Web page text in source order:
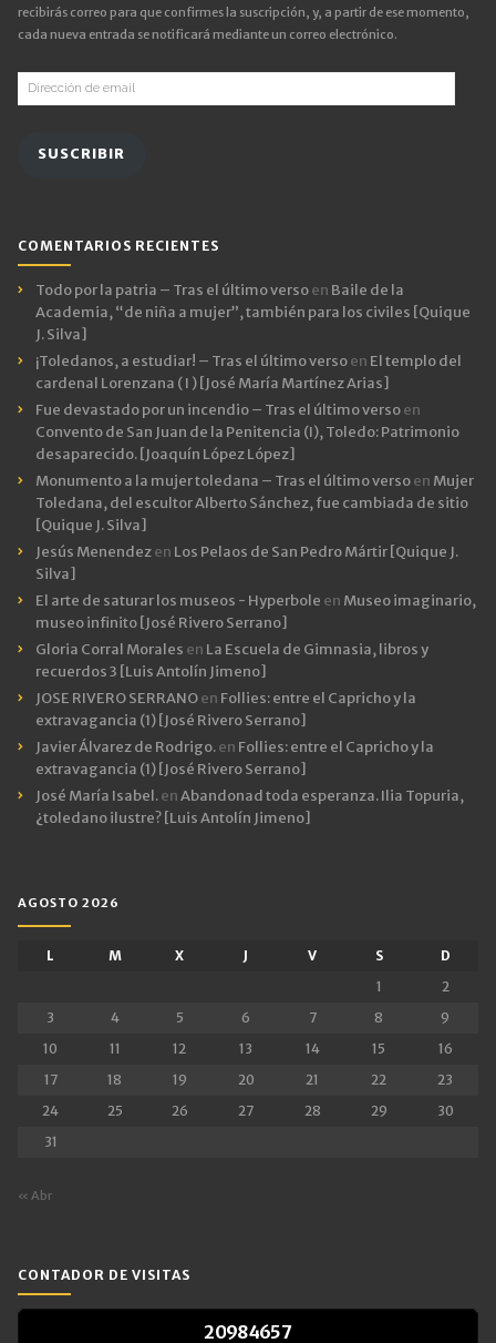
recibirás correo para que confirmes la suscripción, y, a partir de ese momento,
cada nueva entrada se notificará mediante un correo electrónico.
Dirección
de
SUSCRIBIR
COMENTARIOS RECIENTES
Todo por la patria – Tras el último versoen Baile de la
Academia, “de niña a mujer”, también para los civiles [Quique
J. Silva]
¡Toledanos, a estudiar! – Tras el último versoen El templo del
cardenal Lorenzana ( I ) [José María Martínez Arias]
Fue devastado por un incendio – Tras el último versoen
Convento de San Juan de la Penitencia (I), Toledo: Patrimonio
desaparecido. [Joaquín López López]
Monumento a la mujer toledana – Tras el último versoen Mujer
Toledana, del escultor Alberto Sánchez, fue cambiada de sitio
[Quique J. Silva]
Jesús Menendezen Los Pelaos de San Pedro Mártir [Quique J.
Silva]
El arte de saturar los museos - Hyperbole en Museo imaginario,
museo infinito [José Rivero Serrano]
Gloria Corral Morales en La Escuela de Gimnasia, libros y
recuerdos 3 [Luis Antolín Jimeno]
JOSE RIVERO SERRANOen Follies: entre el Capricho y la
extravagancia (1) [José Rivero Serrano]
Javier Álvarez de Rodrigo.en Follies: entre el Capricho y la
extravagancia (1) [José Rivero Serrano]
José María Isabel.enAbandonad toda esperanza. Ilia Topuria,
¿toledano ilustre? [Luis Antolín Jimeno]
AGOSTO 2026
L M X J V S
D
1
2
3
4 5 6 7 8
9
10
11 12 13 14 15
16
17
18 19 20 21 22
23
24
25 26 27 28 29
30
31
« Abr
CONTADOR DE VISITAS
20984657